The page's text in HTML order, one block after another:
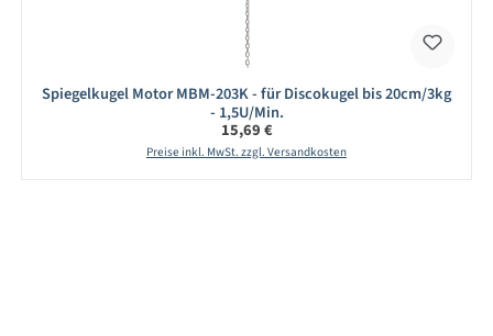
Spiegelkugel Motor MBM-203K - für Discokugel bis 20cm/3kg
- 1,5U/Min.
Regulärer Preis:
15,69 €
Preise inkl. MwSt. zzgl. Versandkosten